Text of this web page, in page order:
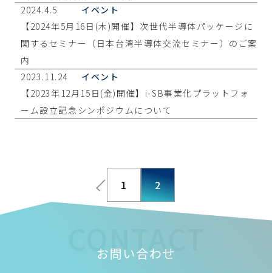
2024.4.5
イベント
【2024年5月16日(木)開催】次世代半導体パッケージに
関するセミナー（日本台湾半導体交流セミナー）のご案
内
2023.11.24
イベント
【2023年12月15日(金)開催】i-SB事業化プラットフォ
ーム設立記念シンポジウムについて
1 2
お問い合わせ